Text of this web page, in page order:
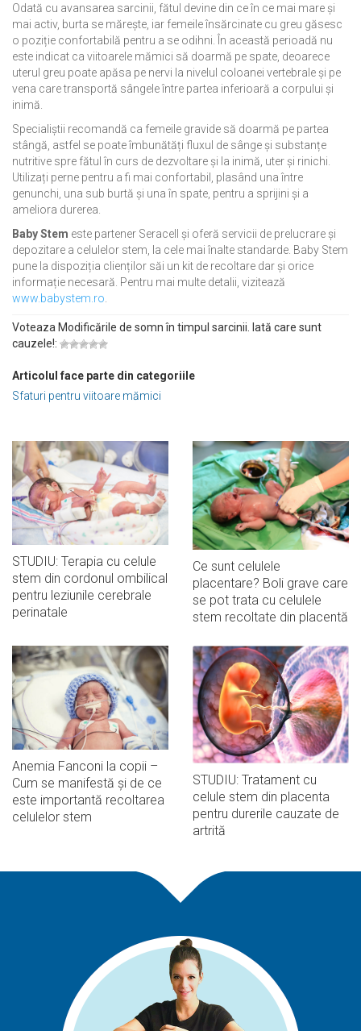
Odată cu avansarea sarcinii, fătul devine din ce în ce mai mare și
mai activ, burta se mărește, iar femeile însărcinate cu greu găsesc
o poziție confortabilă pentru a se odihni. În această perioadă nu
este indicat ca viitoarele mămici să doarmă pe spate, deoarece
uterul greu poate apăsa pe nervi la nivelul coloanei vertebrale şi pe
vena care transportă sângele între partea inferioară a corpului și
inimă.
Specialiștii recomandă ca femeile gravide să doarmă pe partea
stângă, astfel se poate îmbunătăți fluxul de sânge și substanțe
nutritive spre fătul în curs de dezvoltare și la inimă, uter şi rinichi.
Utilizați perne pentru a fi mai confortabil, plasând una între
genunchi, una sub burtă și una în spate, pentru a sprijini și a
ameliora durerea.
Baby Stem este partener Seracell și oferă servicii de prelucrare și
depozitare a celulelor stem, la cele mai înalte standarde. Baby Stem
pune la dispoziția clienților săi un kit de recoltare dar și orice
informație necesară. Pentru mai multe detalii, vizitează
www.babystem.ro
Voteaza Modificările de somn în timpul sarcinii. Iată care sunt
cauzele!:
Articolul face parte din categoriile
Sfaturi pentru viitoare mămici
STUDIU: Terapia cu celule
stem din cordonul ombilical
pentru leziunile cerebrale
perinatale
Ce sunt celulele
placentare? Boli grave care
se pot trata cu celulele
stem recoltate din placentă
Anemia Fanconi la copii –
Cum se manifestă și de ce
este importantă recoltarea
celulelor stem
STUDIU: Tratament cu
celule stem din placenta
pentru durerile cauzate de
artrită